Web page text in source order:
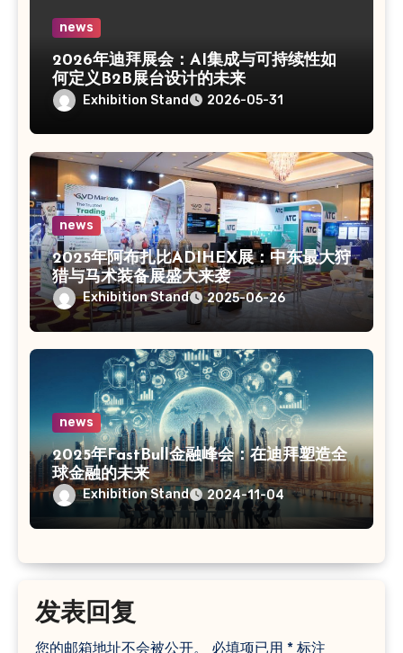
news
2026年迪拜展会：AI集成与可持续性如
何定义B2B展台设计的未来
Exhibition Stand 2026-05-31
news
2025年阿布扎比ADIHEX展：中东最大狩
猎与马术装备展盛大来袭
Exhibition Stand 2025-06-26
news
2025年FastBull金融峰会：在迪拜塑造全
球金融的未来
Exhibition Stand 2024-11-04
发表回复
您的邮箱地址不会被公开。 必填项已用 * 标注